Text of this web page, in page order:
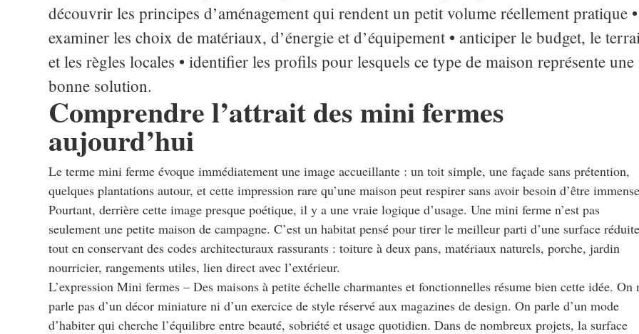
découvrir les principes d’aménagement qui rendent un petit volume réellement pratique •
examiner les choix de matériaux, d’énergie et d’équipement • anticiper le budget, le
et les règles locales • identifier les profils pour lesquels ce type de maison représente une
bonne solution.
Comprendre l’attrait des mini fermes
aujourd’hui
Le terme mini ferme évoque immédiatement une image accueillante : un toit simple, une façade sans prétention,
quelques plantations autour, et cette impression rare qu’une maison peut respirer sans avoir besoin d’être
Pourtant, derrière cette image presque poétique, il y a une vraie logique d’usage. Une mini ferme n’est pas
seulement une petite maison de campagne. C’est un habitat pensé pour tirer le meilleur parti d’une surface réduite
tout en conservant des codes architecturaux rassurants : toiture à deux pans, matériaux naturels, porche, jardin
nourricier, rangements utiles, lien direct avec l’extérieur.
L’expression Mini fermes – Des maisons à petite échelle charmantes et fonctionnelles résume bien cette idée. On
parle pas d’un décor miniature ni d’un exercice de style réservé aux magazines de design. On parle d’un mode
d’habiter qui cherche l’équilibre entre beauté, sobriété et usage quotidien. Dans de nombreux projets, la surface